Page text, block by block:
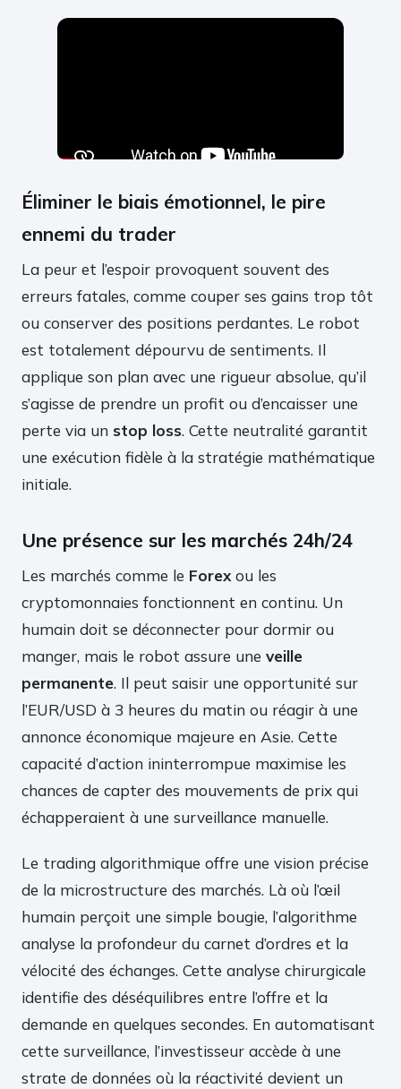
Éliminer le biais émotionnel, le pire
ennemi du trader
La peur et l’espoir provoquent souvent des
erreurs fatales, comme couper ses gains trop tôt
ou conserver des positions perdantes. Le robot
est totalement dépourvu de sentiments. Il
applique son plan avec une rigueur absolue, qu’il
s’agisse de prendre un profit ou d’encaisser une
perte via un stop loss. Cette neutralité garantit
une exécution fidèle à la stratégie mathématique
initiale.
Une présence sur les marchés 24h/24
Les marchés comme le Forexou les
cryptomonnaies fonctionnent en continu. Un
humain doit se déconnecter pour dormir ou
manger, mais le robot assure une veille
permanente. Il peut saisir une opportunité sur
l’EUR/USD à 3 heures du matin ou réagir à une
annonce économique majeure en Asie. Cette
capacité d’action ininterrompue maximise les
chances de capter des mouvements de prix qui
échapperaient à une surveillance manuelle.
Le trading algorithmique offre une vision précise
de la microstructure des marchés. Là où l’œil
humain perçoit une simple bougie, l’algorithme
analyse la profondeur du carnet d’ordres et la
vélocité des échanges. Cette analyse chirurgicale
identifie des déséquilibres entre l’offre et la
demande en quelques secondes. En automatisant
cette surveillance, l’investisseur accède à une
strate de données où la réactivité devient un